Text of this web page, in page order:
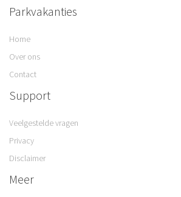
Parkvakanties
Home
Over ons
Contact
Support
Veelgestelde vragen
Privacy
Disclaimer
Meer